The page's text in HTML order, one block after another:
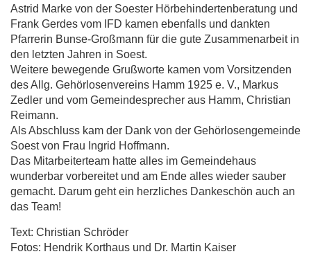
Astrid Marke von der Soester Hörbehindertenberatung und
Frank Gerdes vom IFD kamen ebenfalls und dankten
Pfarrerin Bunse-Großmann für die gute Zusammenarbeit in
den letzten Jahren in Soest.
Weitere bewegende Grußworte kamen vom Vorsitzenden
des Allg. Gehörlosenvereins Hamm 1925 e. V., Markus
Zedler und vom Gemeindesprecher aus Hamm, Christian
Reimann.
Als Abschluss kam der Dank von der Gehörlosengemeinde
Soest von Frau Ingrid Hoffmann.
Das Mitarbeiterteam hatte alles im Gemeindehaus
wunderbar vorbereitet und am Ende alles wieder sauber
gemacht. Darum geht ein herzliches Dankeschön auch an
das Team!
Text: Christian Schröder
Fotos: Hendrik Korthaus und Dr. Martin Kaiser